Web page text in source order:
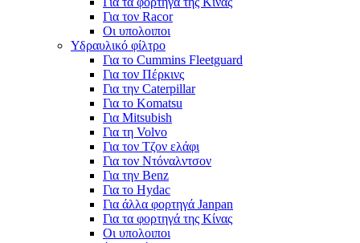
Για τον Racor
Οι υπολοιποι
Υδραυλικό φίλτρο
Για το Cummins Fleetguard
Για τον Πέρκινς
Για την Caterpillar
Για το Komatsu
Για Mitsubish
Για τη Volvo
Για τον Τζον ελάφι
Για τον Ντόναλντσον
Για την Benz
Για το Hydac
Για άλλα φορτηγά Janpan
Για τα φορτηγά της Κίνας
Οι υπολοιποι